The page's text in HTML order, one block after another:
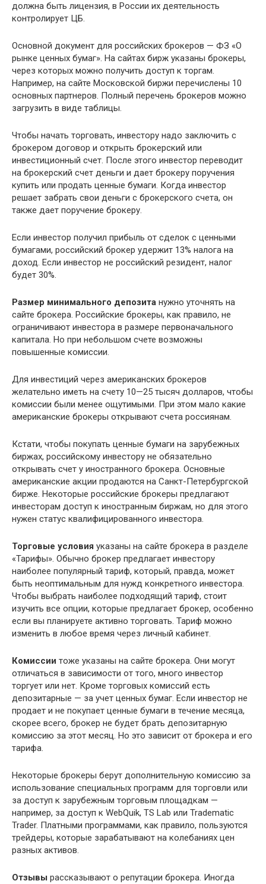
должна быть лицензия, в России их деятельность
контролирует ЦБ.
Основной документ для российских брокеров — ФЗ «О
рынке ценных бумаг». На сайтах бирж указаны брокеры,
через которых можно получить доступ к торгам.
Например, на сайте Московской биржи перечислены 10
основных партнеров. Полный перечень брокеров можно
загрузить в виде таблицы.
Чтобы начать торговать, инвестору надо заключить с
брокером договор и открыть брокерский или
инвестиционный счет. После этого инвестор переводит
на брокерский счет деньги и дает брокеру поручения
купить или продать ценные бумаги. Когда инвестор
решает забрать свои деньги с брокерского счета, он
также дает поручение брокеру.
Если инвестор получил прибыль от сделок с ценными
бумагами, российский брокер удержит 13% налога на
доход. Если инвестор не российский резидент, налог
будет 30%.
Размер минимального депозита нужно уточнять на
сайте брокера. Российские брокеры, как правило, не
ограничивают инвестора в размере первоначального
капитала. Но при небольшом счете возможны
повышенные комиссии.
Для инвестиций через американских брокеров
желательно иметь на счету 10—25 тысяч долларов, чтобы
комиссии были менее ощутимыми. При этом мало какие
американские брокеры открывают счета россиянам.
Кстати, чтобы покупать ценные бумаги на зарубежных
биржах, российскому инвестору не обязательно
открывать счет у иностранного брокера. Основные
американские акции продаются на Санкт-Петербургской
бирже. Некоторые российские брокеры предлагают
инвесторам доступ к иностранным биржам, но для этого
нужен статус квалифицированного инвестора.
Торговые условия указаны на сайте брокера в разделе
«Тарифы». Обычно брокер предлагает инвестору
наиболее популярный тариф, который, правда, может
быть неоптимальным для нужд конкретного инвестора.
Чтобы выбрать наиболее подходящий тариф, стоит
изучить все опции, которые предлагает брокер, особенно
если вы планируете активно торговать. Тариф можно
изменить в любое время через личный кабинет.
Комиссии тоже указаны на сайте брокера. Они могут
отличаться в зависимости от того, много инвестор
торгует или нет. Кроме торговых комиссий есть
депозитарные — за учет ценных бумаг. Если инвестор не
продает и не покупает ценные бумаги в течение месяца,
скорее всего, брокер не будет брать депозитарную
комиссию за этот месяц. Но это зависит от брокера и его
тарифа.
Некоторые брокеры берут дополнительную комиссию за
использование специальных программ для торговли или
за доступ к зарубежным торговым площадкам —
например, за доступ к WebQuik, TS Lab или Tradematic
Trader. Платными программами, как правило, пользуются
трейдеры, которые зарабатывают на колебаниях цен
разных активов.
Отзывы рассказывают о репутации брокера. Иногда